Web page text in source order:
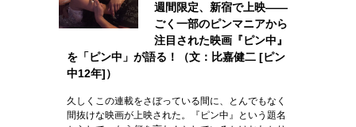
週間限定、新宿で上映――
ごく一部のピンマニアから
注目された映画『ピン中』
を「ピン中」が語る！（文：比嘉健二 [ピン
中12年]）
久しくこの連載をさぼっている間に、とんでもなく
間抜けな映画が上映された。『ピン中』という題名